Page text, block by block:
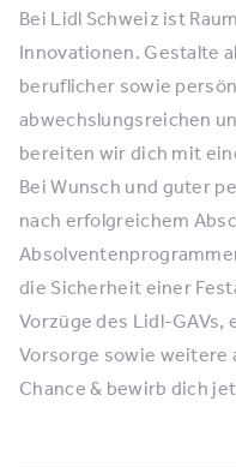
Bei Lidl Schweiz ist
Innovationen. Gestalte
beruflicher sowie
abwechslungsreichen
bereiten wir dich mit
Bei Wunsch und guter
nach erfolgreichem
die Sicherheit einer
Vorzüge des Lidl-
Vorsorge sowie
Chance & bewirb dich